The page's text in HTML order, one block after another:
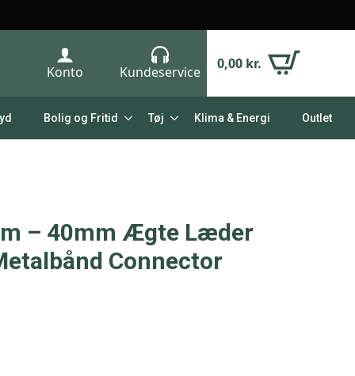
Konto Kundeservice 0,00 kr.
Bolig og Fritid Tøj Klima & Energi Outlet
– 40mm Ægte Læder
Connector